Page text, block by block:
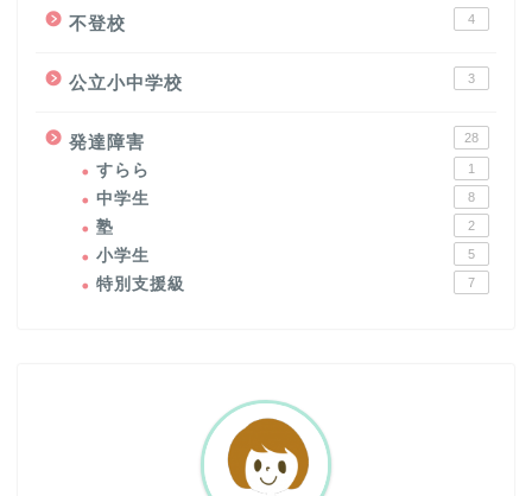
不登校 4
公立小中学校 3
発達障害 28
すらら 1
中学生 8
塾 2
小学生 5
特別支援級 7